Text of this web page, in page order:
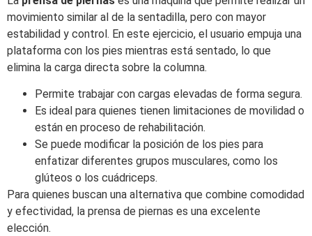
movimiento similar al de la sentadilla, pero con mayor
estabilidad y control. En este ejercicio, el usuario empuja una
plataforma con los pies mientras está sentado, lo que
elimina la carga directa sobre la columna.
Permite trabajar con cargas elevadas de forma segura.
Es ideal para quienes tienen limitaciones de movilidad o
están en proceso de rehabilitación.
Se puede modificar la posición de los pies para
enfatizar diferentes grupos musculares, como los
glúteos o los cuádriceps.
Para quienes buscan una alternativa que combine comodidad
y efectividad, la prensa de piernas es una excelente
elección.